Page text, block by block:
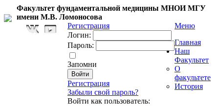
Факультет фундаментальной медицины МНОИ МГУ
имени М.В. Ломоносова
Регистрация
Логин:
Пароль:
Запомни
Регистрация
Забыли свой пароль?
Войти как пользователь:
Меню
Главная
Наш
Факультет
О
факультете
История